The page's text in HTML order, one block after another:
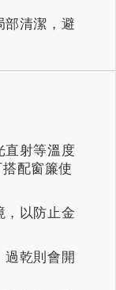
部清潔，避
直射等溫度
配窗簾使
，以防止金
過乾則會開